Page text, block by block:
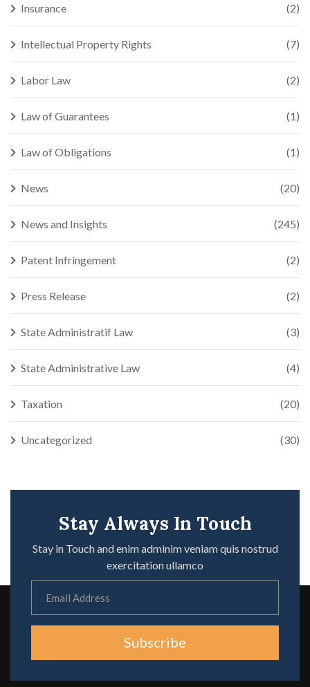
Insurance (2)
Intellectual Property Rights (7)
Labor Law (2)
Law of Guarantees (1)
Law of Obligations (1)
News (20)
News and Insights (245)
Patent Infringement (2)
Press Release (2)
State Administratif Law (3)
State Administrative Law (4)
Taxation (20)
Uncategorized (30)
Stay Always In Touch
Stay in Touch and enim adminim veniam quis nostrud
exercitation ullamco
Subscribe